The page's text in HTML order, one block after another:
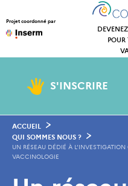
Projet coordonné par
POUR
S'INSCRIRE
ACCUEIL
QUI SOMMES NOUS ?
UN RÉSEAU DÉDIÉ À
VACCINOLOGIE